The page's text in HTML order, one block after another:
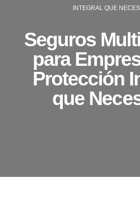
INTEGRAL QUE
Seguros
para
Protección
que